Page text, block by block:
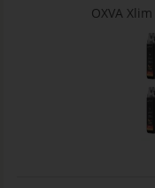
OXVA